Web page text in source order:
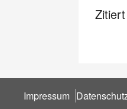
Impressum